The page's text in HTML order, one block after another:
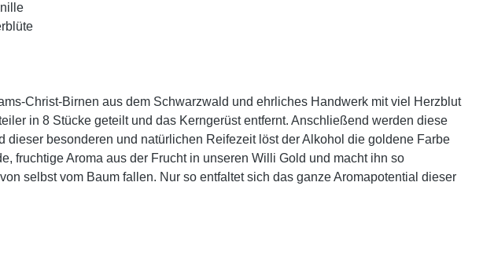
Christ-Birnen aus dem Schwarzwald und ehrliches Handwerk mit viel Herzblut
in 8 Stücke geteilt und das Kerngerüst entfernt. Anschließend werden diese
besonderen und natürlichen Reifezeit löst der Alkohol die goldene Farbe
fruchtige Aroma aus der Frucht in unseren Willi Gold und macht ihn so
selbst vom Baum fallen. Nur so entfaltet sich das ganze Aromapotential dieser